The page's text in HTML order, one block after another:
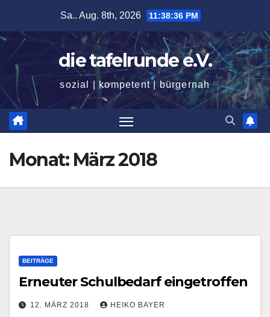
springen
Sa.. Aug. 8th, 2026 11:38:37 PM
die tafelrunde e.V.
sozial | kompetent | bürgernah
Monat: März 2018
BEITRÄGE
Erneuter Schulbedarf eingetroffen
12. MÄRZ 2018 HEIKO BAYER